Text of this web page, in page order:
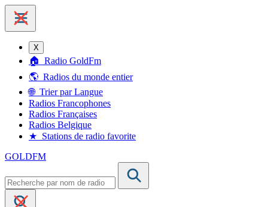
X
🏠 Radio GoldFm
🌎 Radios du monde entier
🌐 Trier par Langue
Radios Francophones
Radios Françaises
Radios Belgique
★ Stations de radio favorite
GOLDFM